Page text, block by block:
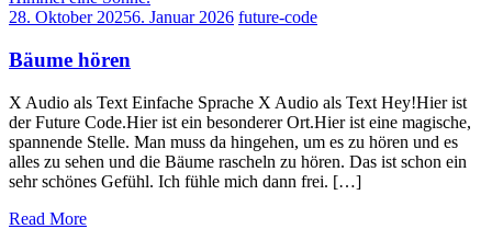
28. Oktober 20256. Januar 2026 future-code
Bäume hören
X Audio als Text Einfache Sprache X Audio als Text Hey!Hier ist
der Future Code.Hier ist ein besonderer Ort.Hier ist eine magische,
spannende Stelle. Man muss da hingehen, um es zu hören und es
alles zu sehen und die Bäume rascheln zu hören. Das ist schon ein
sehr schönes Gefühl. Ich fühle mich dann frei. […]
Read More